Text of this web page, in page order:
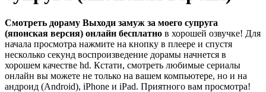
Смотреть дораму Выходи замуж за моего супруга
(японская версия) онлайн бесплатно в хорошей озвучке! Для
начала просмотра нажмите на кнопку в плеере и спустя
несколько секунд воспроизведение дорамы начнется в
хорошем качестве hd. Кстати, смотреть любимые сериалы
онлайн вы можете не только на вашем компьютере, но и на
андроид (Android), iPhone и iPad. Приятного вам просмотра!